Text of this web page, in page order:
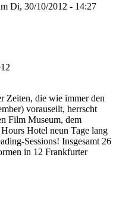
Di, 30/10/2012 - 14:27
Zeiten, die wie immer den
vorauseilt, herrscht
Film Museum, dem
Hotel neun Tage lang
Sessions! Insgesamt 26
in 12 Frankfurter